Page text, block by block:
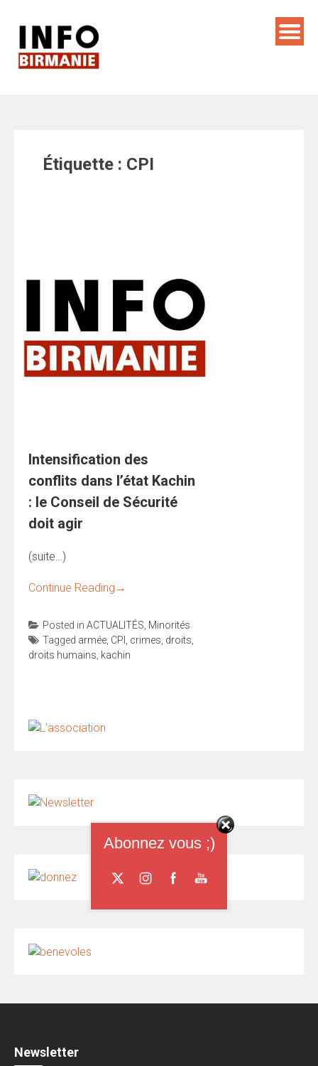
Étiquette : CPI
Intensification des
conflits dans l’état Kachin
: le Conseil de Sécurité
doit agir
(suite…)
Continue Reading →
Posted in ACTUALITÉS Minorités
Tagged armée CPI crimes droits
droits humains kachin
Newsletter
Abonnez vous ;)